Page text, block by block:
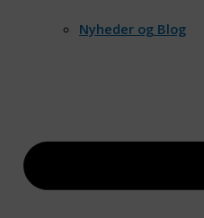
Nyheder og Blog